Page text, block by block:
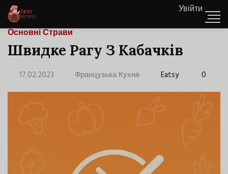
Увійти
Основні Страви
Швидке Рагу З Кабачків
17.02.2023 Французька Кухня Eatsy 0